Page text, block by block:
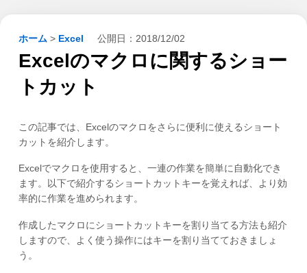
ホーム > Excel 公開日： 2018/12/02
Excelのマクロに関するショー
トカット
この記事では、Excelのマクロをさらに便利に使えるショート
カットを紹介します。
Excelでマクロを使用すると、一連の作業を簡単に自動化でき
ます。以下で紹介するショートカットキーを覚えれば、より効
率的に作業を進められます。
作成したマクロにショートカットキーを割り当てる方法も紹介
しますので、よく使う操作にはキーを割り当てておきましょ
う。